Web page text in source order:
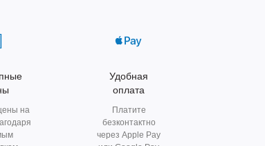
на
Удобная
оплата
Платите
безконтактно
через Apple Pay